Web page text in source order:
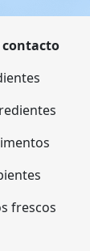
frescos